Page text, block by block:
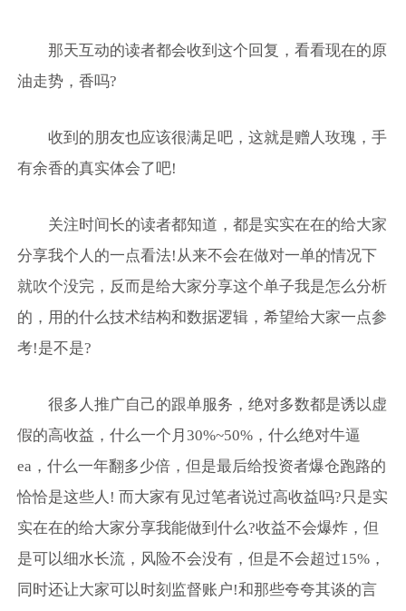
那天互动的读者都会收到这个回复，看看现在的原
油走势，香吗?
收到的朋友也应该很满足吧，这就是赠人玫瑰，手
有余香的真实体会了吧!
关注时间长的读者都知道，都是实实在在的给大家
分享我个人的一点看法!从来不会在做对一单的情况下
就吹个没完，反而是给大家分享这个单子我是怎么分析
的，用的什么技术结构和数据逻辑，希望给大家一点参
考!是不是?
很多人推广自己的跟单服务，绝对多数都是诱以虚
假的高收益，什么一个月30%~50%，什么绝对牛逼
ea，什么一年翻多少倍，但是最后给投资者爆仓跑路的
恰恰是这些人! 而大家有见过笔者说过高收益吗?只是实
实在在的给大家分享我能做到什么?收益不会爆炸，但
是可以细水长流，风险不会没有，但是不会超过15%，
同时还让大家可以时刻监督账户!和那些夸夸其谈的言